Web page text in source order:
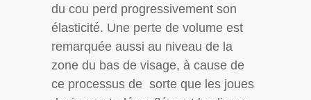
du cou perd progressivement son
élasticité. Une perte de volume est
remarquée aussi au niveau de la
zone du bas de visage, à cause de
ce processus de sorte que les joues